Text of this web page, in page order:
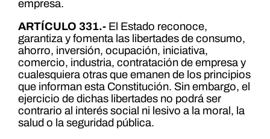
empresa.
ARTÍCULO 331.-El Estado reconoce,
garantiza y fomenta las libertades de consumo,
ahorro, inversión, ocupación, iniciativa,
comercio, industria, contratación de empresa y
cualesquiera otras que emanen de los principios
que informan esta Constitución. Sin embargo, el
ejercicio de dichas libertades no podrá ser
contrario al interés social ni lesivo a la moral, la
salud o la seguridad pública.